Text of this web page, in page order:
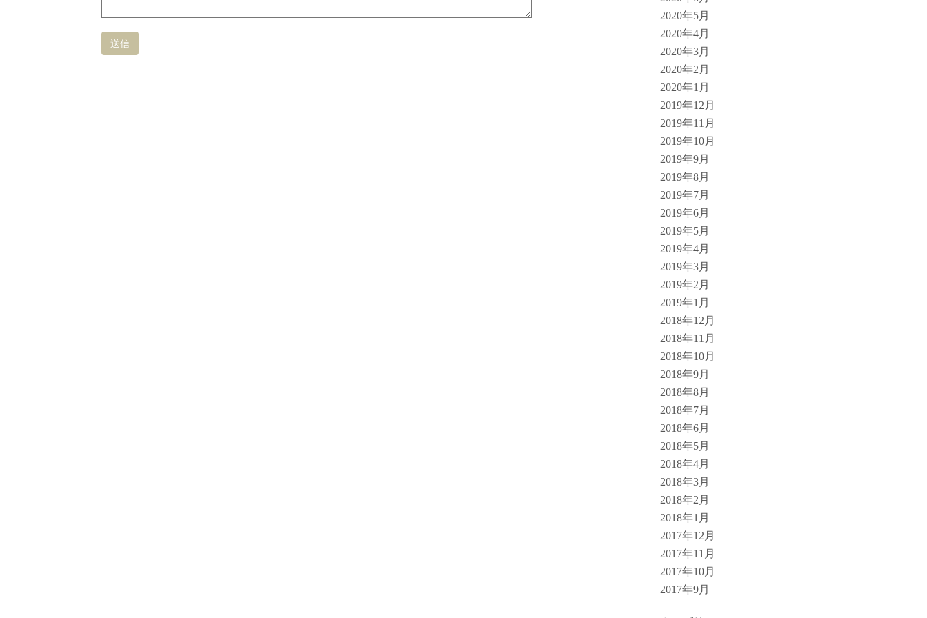
2020年5月
2020年4月
2020年3月
2020年2月
2020年1月
2019年12月
2019年11月
2019年10月
2019年9月
2019年8月
2019年7月
2019年6月
2019年5月
2019年4月
2019年3月
2019年2月
2019年1月
2018年12月
2018年11月
2018年10月
2018年9月
2018年8月
2018年7月
2018年6月
2018年5月
2018年4月
2018年3月
2018年2月
2018年1月
2017年12月
2017年11月
2017年10月
2017年9月